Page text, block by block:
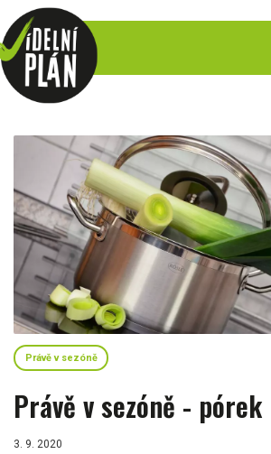
Právě v sezóně
Právě v sezóně - pórek
3. 9. 2020